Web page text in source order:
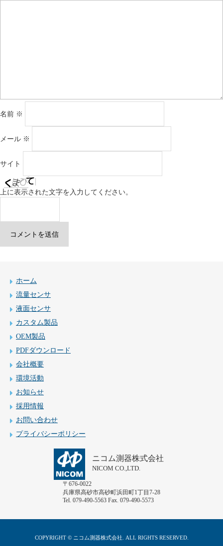
名前 ※
メール ※
サイト
上に表示された文字を入力してください。
ホーム
流量センサ
液面センサ
カスタム製品
OEM製品
PDFダウンロード
会社概要
環境活動
お知らせ
採用情報
お問い合わせ
プライバシーポリシー
ニコム測器株式会社
NICOM CO.,LTD.
〒676-0022
兵庫県高砂市高砂町浜田町1丁目7-28
Tel. 079-490-5563 Fax. 079-490-5573
COPYRIGHT © ニコム測器株式会社. ALL RIGHTS RESERVED.